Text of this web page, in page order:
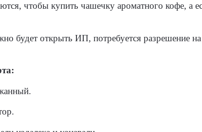
чтобы купить чашечку ароматного кофе, а
будет открыть ИП, потребуется разрешение